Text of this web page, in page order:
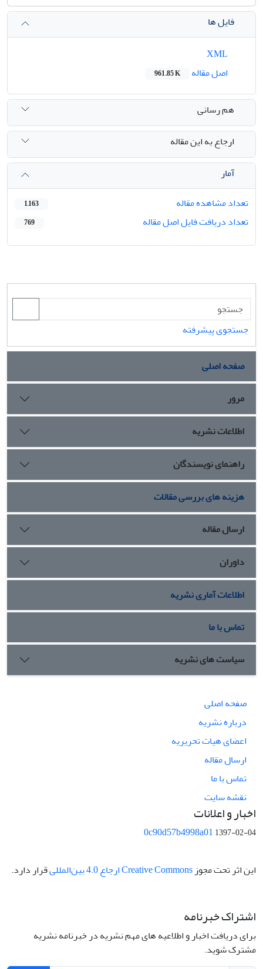
فایل ها
اصل مقاله
961.85 K
هم رسانی
ارجاع به این مقاله
آمار
تعداد مشاهده مقاله
1,163
تعداد دریافت فایل اصل مقاله 769
جستجوی پیشرفته
صفحه اصلی
مرور
اطلاعات نشریه
راهنمای نویسندگان
هزینه های بررسی مقالات
ارسال مقاله
داوران
اطلاعات آماری نشریه
تماس با ما
سیاست های نشریه
صفحه اصلی
درباره نشریه
اعضای هیات تحریریه
ارسال مقاله
تماس با ما
نقشه سایت
اخبار و اعلانات
0c90d57b4998a011397-02-04
این اثر تحت مجوز Creative Commons ارجاع 4.0 بین‌المللی قرار دارد.
اشتراک خبرنامه
برای دریافت اخبار و اطلاعیه های مهم نشریه در خبرنامه نشریه
مشترک شوید.